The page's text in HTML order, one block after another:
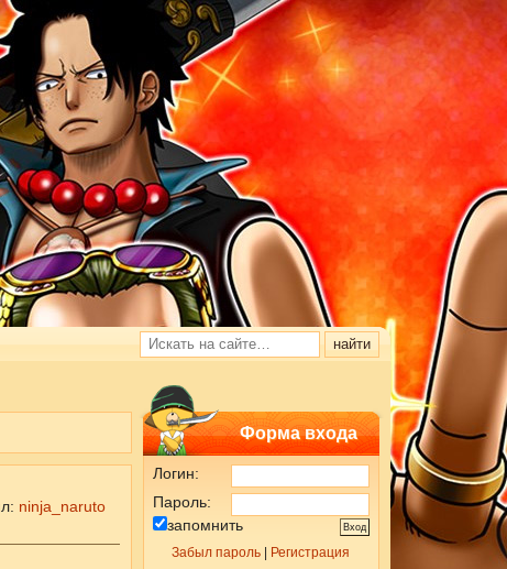
Форма входа
Логин:
Пароль:
запомнить
Забыл пароль Регистрация
: ninja_naruto